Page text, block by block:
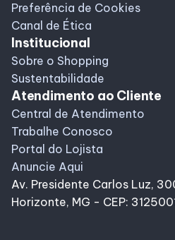
Fique por dentro
Lojas e Restaurantes
Lojas
Alimentação
Programa de benefícios
Preferência de Cookies
Canal de Ética
Institucional
Sobre o Shopping
Sustentabilidade
Atendimento ao Cliente
Central de Atendimento
Trabalhe Conosco
Portal do Lojista
Anuncie Aqui
Av. Presidente Carlos Luz,
Horizonte, MG - CEP: